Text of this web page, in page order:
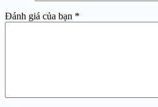
Đánh giá của bạn *